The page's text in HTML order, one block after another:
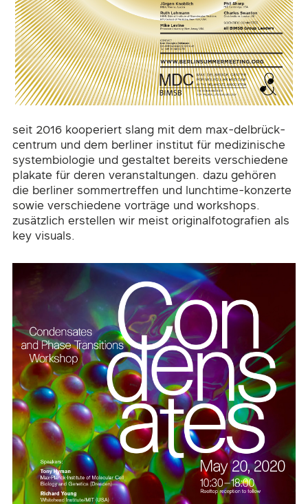
seit 2016 kooperiert slang mit dem max-delbrück-
centrum und dem berliner institut für medizinische
systembiologie und gestaltet bereits verschiedene
plakate für deren veranstaltungen. dazu gehören
die berliner sommertreffen und lunchtime-konzerte
sowie verschiedene vorträge und workshops.
zusätzlich erstellen wir meist originalfotografien als
key visuals.